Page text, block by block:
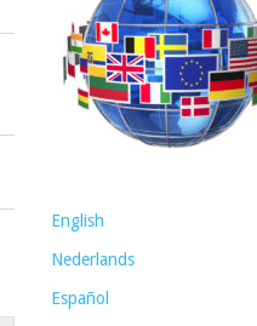
English
Nederlands
Español